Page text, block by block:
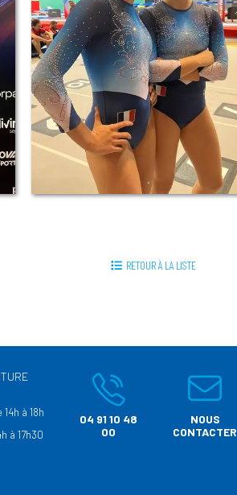
RETOUR À LA LISTE
à 18h
à 17h30
04 91 10 48
00
NOUS
CONTACTER